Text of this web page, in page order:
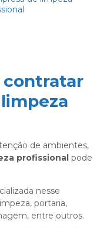
contratar
de ambientes,
profissional pode
nesse
portaria,
entre outros.